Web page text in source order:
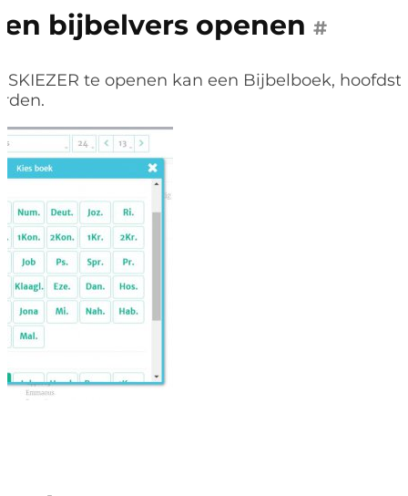
bijbelvers openen #
te openen kan een Bijbelboek,